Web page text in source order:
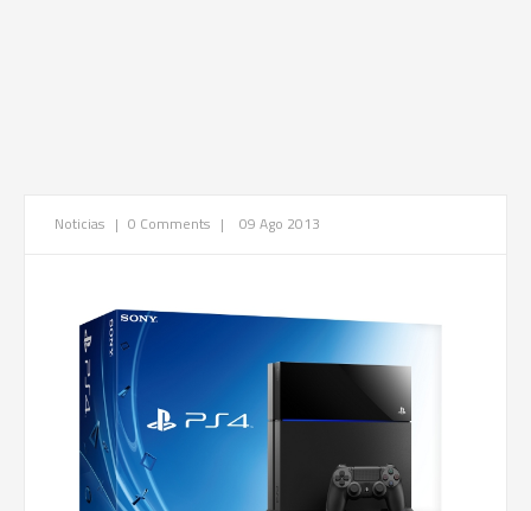
Noticias | 0 Comments | 09 Ago 2013